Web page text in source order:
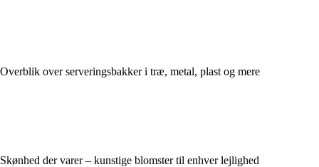
Overblik over serveringsbakker i træ, metal, plast og mere
Skønhed der varer – kunstige blomster til enhver lejlighed